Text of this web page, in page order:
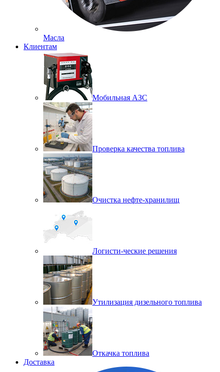
Масла
Клиентам
Мобильная АЗС
Проверка качества топлива
Очистка нефте-хранилищ
Логисти-ческие решения
Утилизация дизельного топлива
Откачка топлива
Доставка